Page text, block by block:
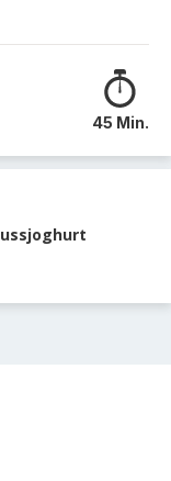
45 Min.